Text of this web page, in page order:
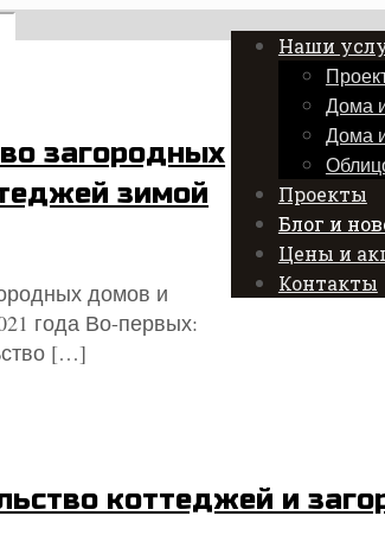
Наши
Дома
Дома
Проекты
Блог и
Цены и
Контакты
загородных
зимой
домов и
года Во-первых:
[…]
коттеджей и